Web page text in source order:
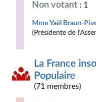
Non votant : 1
Mme Yaël Braun-
(Présidente de
La France
Populaire
(71 membres)